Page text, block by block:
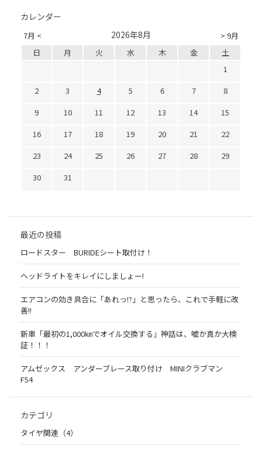
カレンダー
7月 < > 9月
2026年8月
日 月 火 水 木 金
土
1
2
3 4 5 6 7
8
9
10 11 12 13 14
15
16
17 18 19 20 21
22
23
24 25 26 27 28
29
30
31
最近の投稿
ロードスター BURIDEシート取付け！
ヘッドライトをキレイにしましょー!
エアコンの効き具合に「あれっ!?」と思ったら、これで手軽に改
善!!
新車「最初の1,000㎞でオイル交換する」神話は、嘘か真か大検
証！！！
アムゼックス アンダーブレース取り付け MINIクラブマン
F54
カテゴリ
タイヤ関連（4）